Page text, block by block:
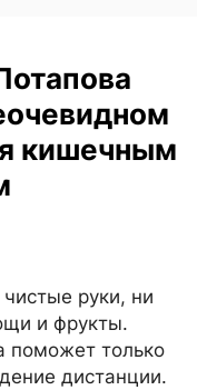
кишечным
руки, ни
и фрукты.
поможет только
дистанции.